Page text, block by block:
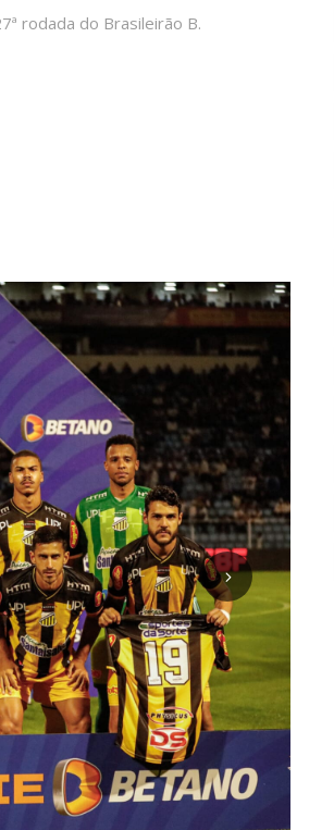
rodada do Brasileirão B.